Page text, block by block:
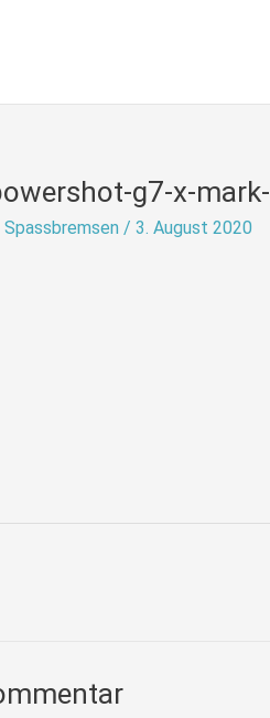
g7-x-
Spassbremsen / 3. August 2020